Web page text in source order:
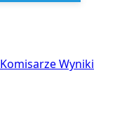
KomisarzeWyniki